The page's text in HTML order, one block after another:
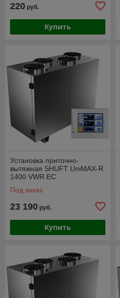
220 руб.
Купить
Установка приточно-
вытяжная SHUFT UniMAX-R
1400 VWR EC
Под заказ
23 190 руб.
Купить